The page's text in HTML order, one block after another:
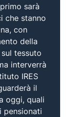
sarà
che stanno
con
della
tessuto
interverrà
IRES
il
oggi, quali
pensionati